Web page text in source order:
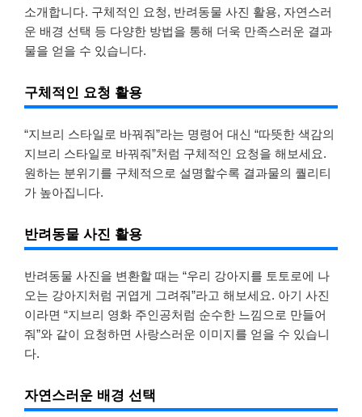
소개합니다. 구체적인 요청, 반려동물 사진 활용, 자연스러
운 배경 선택 등 다양한 방법을 통해 더욱 만족스러운 결과
물을 얻을 수 있습니다.
구체적인 요청 활용
“지브리 스타일로 바꿔줘”라는 명령어 대신 “따뜻한 색감의
지브리 스타일로 바꿔줘”처럼 구체적인 요청을 해보세요.
원하는 분위기를 구체적으로 설명할수록 결과물의 퀄리티
가 높아집니다.
반려동물 사진 활용
반려동물 사진을 변환할 때는 “우리 강아지를 토토로에 나
오는 강아지처럼 귀엽게 그려줘”라고 해보세요. 아기 사진
이라면 “지브리 영화 주인공처럼 순수한 느낌으로 만들어
줘”와 같이 요청하면 사랑스러운 이미지를 얻을 수 있습니
다.
자연스러운 배경 선택